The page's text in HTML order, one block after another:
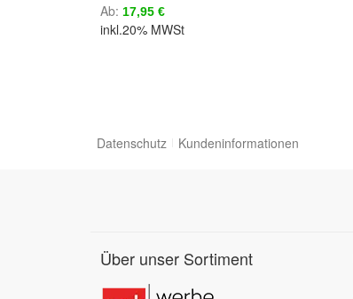
Ab 17,95 €
inkl.20% MWSt
Datenschutz Kundeninformationen
Über unser Sortiment